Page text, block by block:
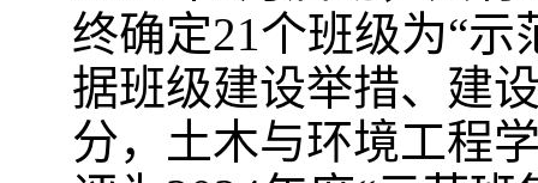
终确定21个班级为“
据班级建设举措、建
分，土木与环境工程